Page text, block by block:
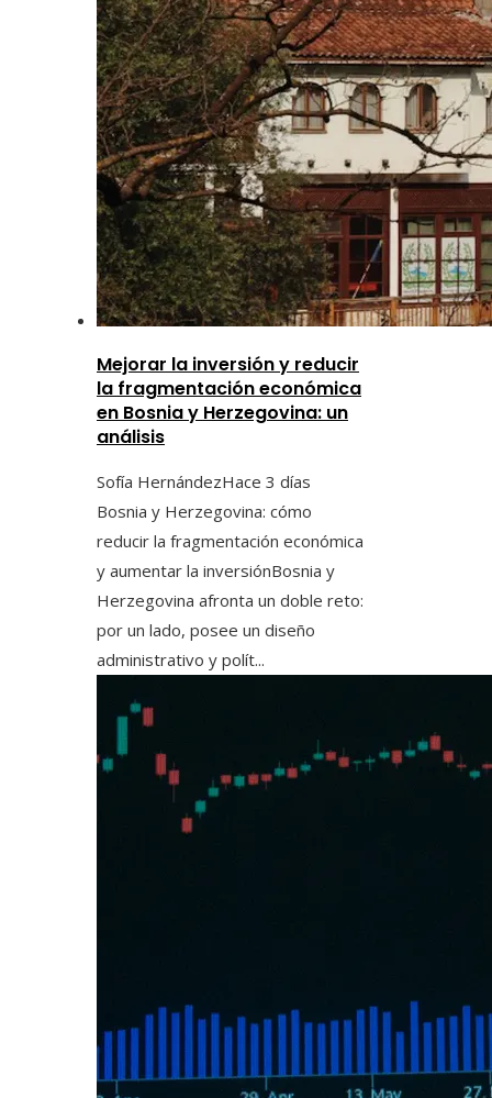
Mejorar la inversión y reducir
la fragmentación económica
en Bosnia y Herzegovina: un
análisis
Sofía HernándezHace 3 días
Bosnia y Herzegovina: cómo
reducir la fragmentación económica
y aumentar la inversiónBosnia y
Herzegovina afronta un doble reto:
por un lado, posee un diseño
administrativo y polít...